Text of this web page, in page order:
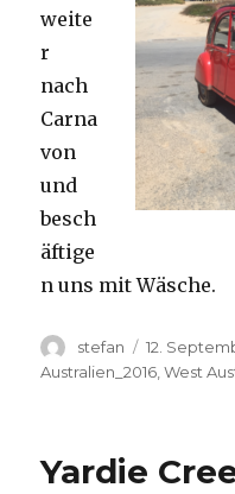
weite
r
nach
Carna
von
und
besch
äftige
n uns mit Wäsche.
Autor
stefan
am
12.
Australien_2016 ,West
Yardie